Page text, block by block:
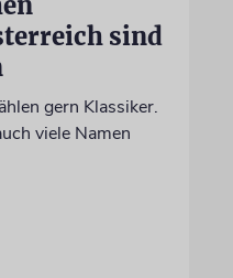
sind
gern Klassiker.
viele Namen